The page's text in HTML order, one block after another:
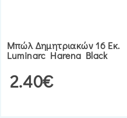
Μπώλ Δημητριακών 16 Εκ.
Luminarc Harena Black
2.40€